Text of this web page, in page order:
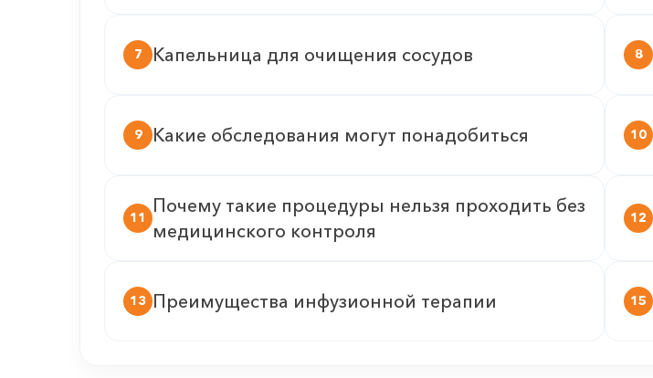
7 Капельница для очищения сосудов 8
9 Какие обследования могут понадобиться 10
11
Почему такие процедуры нельзя проходить без
медицинского контроля
12
13 Преимущества инфузионной терапии 15